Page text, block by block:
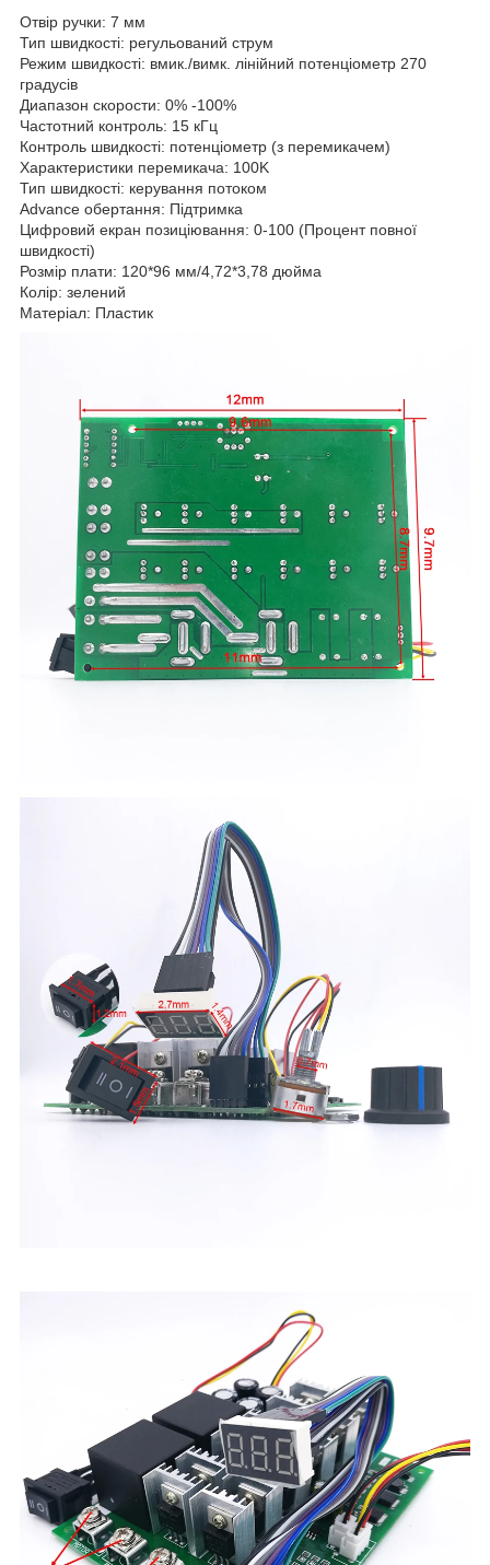
Отвір ручки: 7 мм
Тип швидкості: регульований струм
Режим швидкості: вмик./вимк. лінійний потенціометр 270
градусів
Диапазон скорости: 0% -100%
Частотний контроль: 15 кГц
Контроль швидкості: потенціометр (з перемикачем)
Характеристики перемикача: 100K
Тип швидкості: керування потоком
Advance обертання: Підтримка
Цифровий екран позиціювання: 0-100 (Процент повної
швидкості)
Розмір плати: 120*96 мм/4,72*3,78 дюйма
Колір: зелений
Матеріал: Пластик